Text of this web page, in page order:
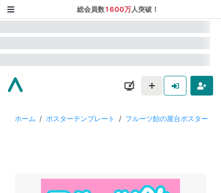
総会員数1600万人突破！
ホーム / ポスターテンプレート / フルーツ飴の屋台ポスター